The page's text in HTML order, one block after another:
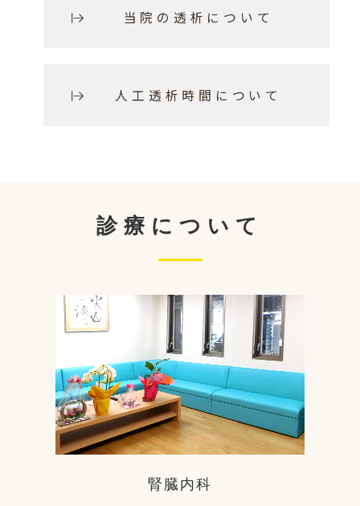
当院の透析について
人工透析時間について
診療について
腎臓内科